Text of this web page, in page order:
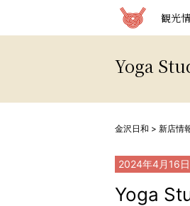
観光
Yoga
金沢日和 > 新店情
2024年4月16日
Yoga